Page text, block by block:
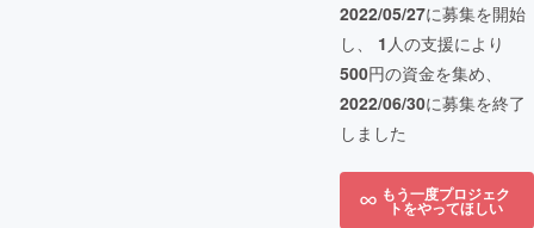
2022/05/27に募集を開始
し、 1 人の支援により
500円の資金を集め、
2022/06/30に募集を終了
しました
もう一度プロジェク
トをやってほしい